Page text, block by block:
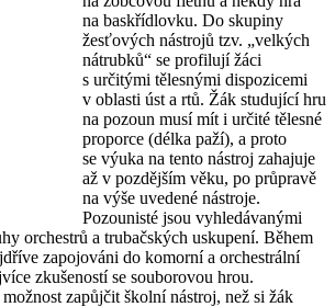
na baskřídlovku. Do skupiny
žesťových nástrojů tzv. „velkých
nátrubků“ se profilují žáci
s určitými tělesnými dispozicemi
v oblasti úst a rtů. Žák studující hru
na pozoun musí mít i určité tělesné
proporce (délka paží), a proto
se výuka na tento nástroj zahajuje
až v pozdějším věku, po průpravě
na výše uvedené nástroje.
Pozounisté jsou vyhledávanými
orchestrů a trubačských uskupení. Během
zapojováni do komorní a orchestrální
zkušeností se souborovou hrou.
zapůjčit školní nástroj, než si žák